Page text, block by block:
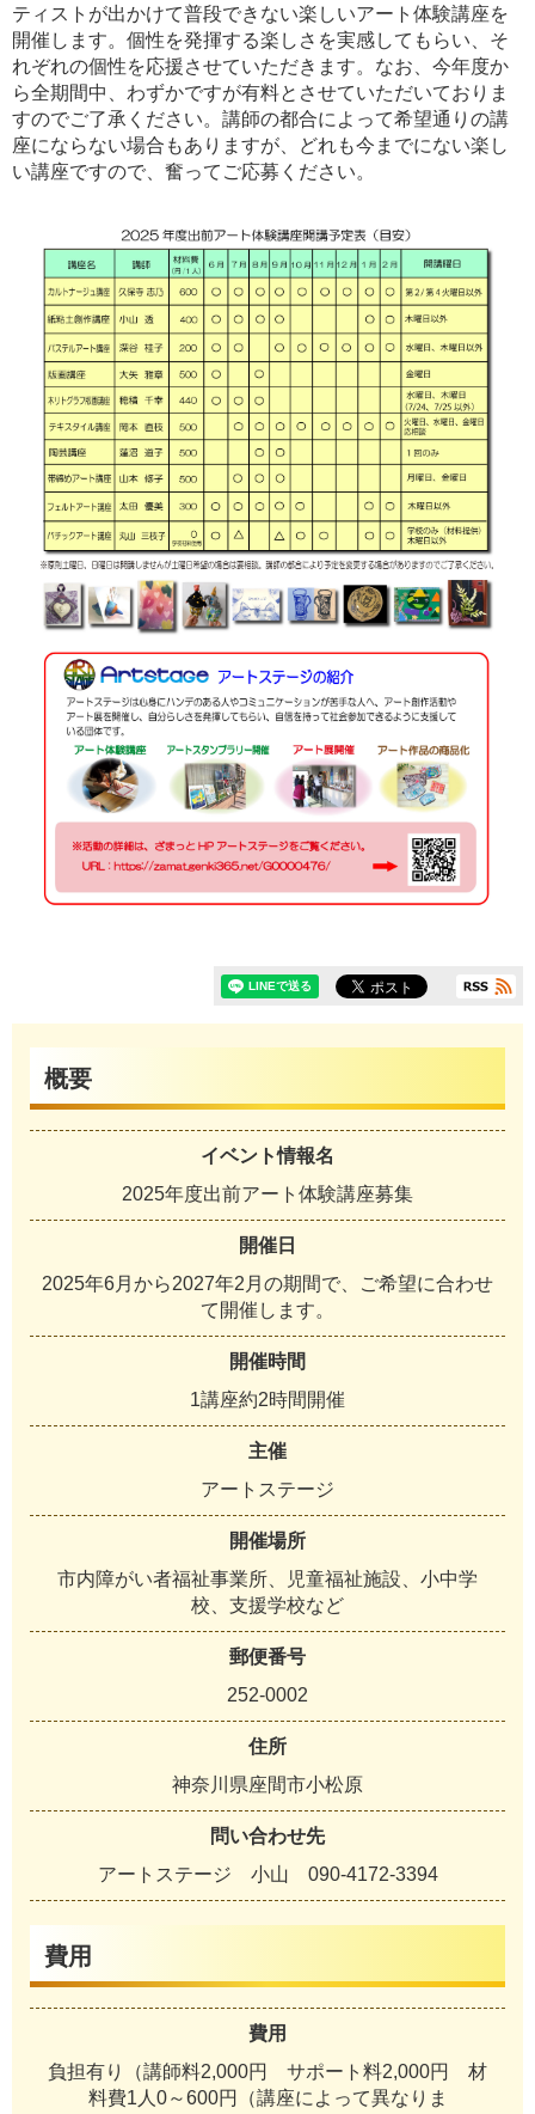
ティストが出かけて普段できない楽しいアート体験講座を
開催します。個性を発揮する楽しさを実感してもらい、そ
れぞれの個性を応援させていただきます。なお、今年度か
ら全期間中、わずかですが有料とさせていただいておりま
すのでご了承ください。講師の都合によって希望通りの講
座にならない場合もありますが、どれも今までにない楽し
い講座ですので、奮ってご応募ください。
概要
イベント情報名
2025年度出前アート体験講座募集
開催日
2025年6月から2027年2月の期間で、ご希望に合わせ
て開催します。
開催時間
1講座約2時間開催
主催
アートステージ
開催場所
市内障がい者福祉事業所、児童福祉施設、小中学
校、支援学校など
郵便番号
252-0002
住所
神奈川県座間市小松原
問い合わせ先
アートステージ 小山 090-4172-3394
費用
費用
負担有り（講師料2,000円 サポート料2,000円 材
料費1人0～600円（講座によって異なりま